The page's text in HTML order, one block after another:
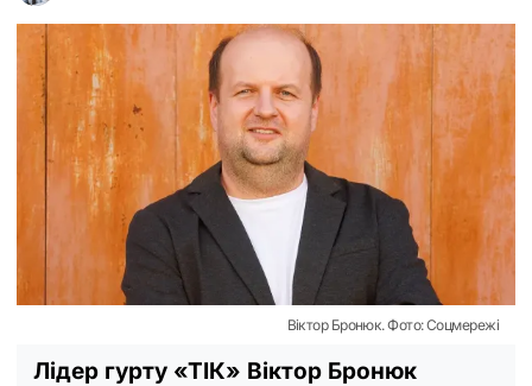
Віктор Бронюк. Фото: Соцмережі
Лідер гурту «ТІК» Віктор Бронюк